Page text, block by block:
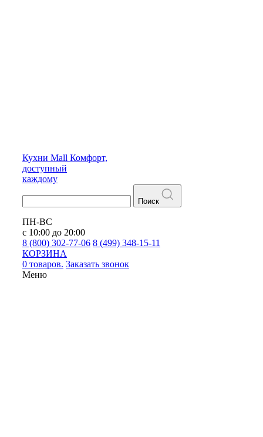
Кухни Mall Комфорт,
доступный
каждому
Поиск
ПН-ВС
с 10:00 до 20:00
8 (800) 302-77-06 8 (499) 348-15-11
КОРЗИНА
0 товаров. Заказать звонок
Меню